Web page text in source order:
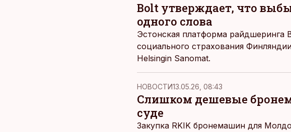
Bolt утверждает, что
одного слова
Эстонская платформа райдшеринга
социального страхования
Helsingin Sanomat.
НОВОСТИ13.05.26, 08:43
Слишком дешевые
суде
Закупка RKIK бронемашин для